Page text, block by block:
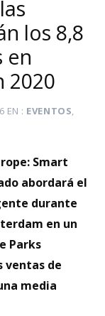
los 8,8
en
2020
EN EVENTOS,
Smart
abordará el
durante
en un
Parks
ventas de
media